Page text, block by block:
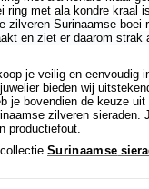
ring met ala kondre kraal
zilveren Surinaamse boei
en ziet er daarom strak
je veilig en eenvoudig
bieden wij
je bovendien de keuze
zilveren sieraden.
productiefout.
Surinaamse